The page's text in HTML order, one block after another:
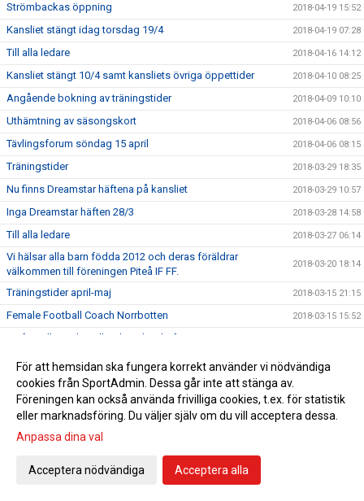
Strömbackas öppning 2018-04-19 15:52
Kansliet stängt idag torsdag 19/4 2018-04-19 07:28
Till alla ledare 2018-04-16 14:12
Kansliet stängt 10/4 samt kansliets övriga öppettider 2018-04-10 08:25
Angående bokning av träningstider 2018-04-09 10:10
Uthämtning av säsongskort 2018-04-06 08:56
Tävlingsforum söndag 15 april 2018-04-06 08:15
Träningstider 2018-03-29 18:35
Nu finns Dreamstar häftena på kansliet 2018-03-29 10:57
Inga Dreamstar häften 28/3 2018-03-28 14:58
Till alla ledare 2018-03-27 06:14
Vi hälsar alla barn födda 2012 och deras föräldrar
välkommen till föreningen Piteå IF FF.
2018-03-20 18:14
Träningstider april-maj 2018-03-15 21:15
Female Football Coach Norrbotten 2018-03-15 15:52
Ett förtydligande gällande Rabatthäftena
Anmälan till ungdomsserier 2018 2018-03-04 21:01
Årsmöte Piteå IF FF 2018-02-28 11:09
Tromb Sportlovsskola 2018-02-23 08:23
Ansvarspersoner PSG
Sportringen bjuder in till Klubbvecka!
För att hemsidan ska fungera korrekt använder vi nödvändiga
cookies från SportAdmin. Dessa går inte att stänga av.
Föreningen kan också använda frivilliga cookies, t.ex. för statistik
eller marknadsföring. Du väljer själv om du vill acceptera dessa.
Anpassa dina val
Acceptera nödvändiga Acceptera alla